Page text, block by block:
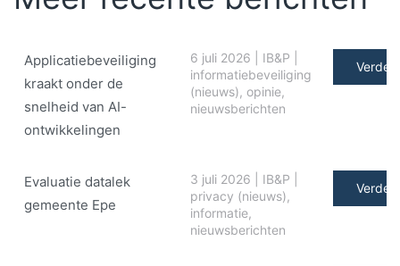
Applicatiebeveiliging
kraakt onder de
snelheid van AI-
ontwikkelingen
6 juli 2026 IB&P
informatiebeveiliging
(nieuws), opinie,
nieuwsberichten
Verder
Evaluatie datalek
gemeente Epe
3 juli 2026 IB&P
privacy (nieuws),
informatie,
nieuwsberichten
Verder